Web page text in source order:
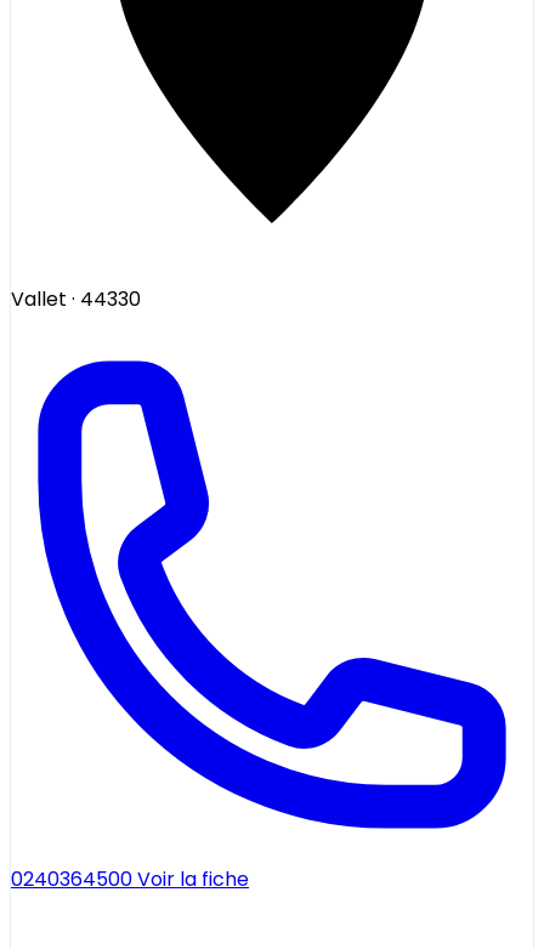
Vallet · 44330
0240364500Voir la fiche